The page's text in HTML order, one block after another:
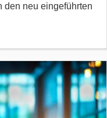
den neu eingeführten